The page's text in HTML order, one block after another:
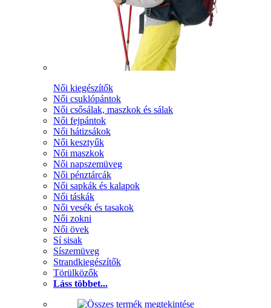
Női kiegészítők
Női csuklópántok
Női csősálak, maszkok és sálak
Női fejpántok
Női hátizsákok
Női kesztyűk
Női maszkok
Női napszemüveg
Női pénztárcák
Női sapkák és kalapok
Női táskák
Női vesék és tasakok
Női zokni
Női övek
Sí sisak
Síszemüveg
Strandkiegészítők
Törülközők
Láss többet...